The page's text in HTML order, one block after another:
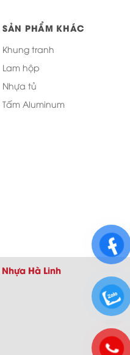
SẢN PHẨM KHÁC
Khung tranh
Lam hộp
Nhựa tủ
Tấm Aluminum
Nhựa Hà Linh